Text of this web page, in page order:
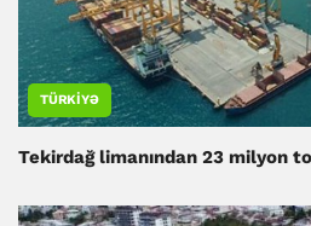
TÜRKIYƏ
Tekirdağ limanından 23 milyon